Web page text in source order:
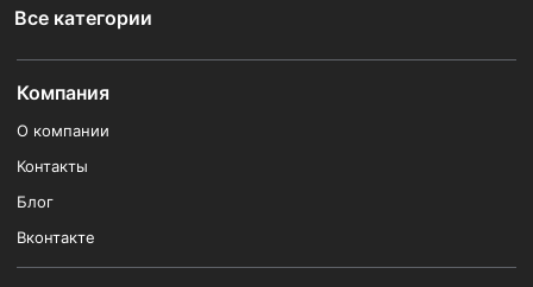
Все категории
Компания
О компании
Контакты
Блог
Вконтакте